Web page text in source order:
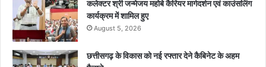
कलेक्टर श्री जन्मेजय महोबे कैरियर मार्गदर्शन एवं काउंसलिंग
कार्यक्रम में शामिल हुए
August 5, 2026
छत्तीसगढ़ के विकास को नई रफ्तार देने कैबिनेट के अहम